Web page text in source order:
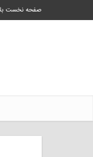
صفحه نخست